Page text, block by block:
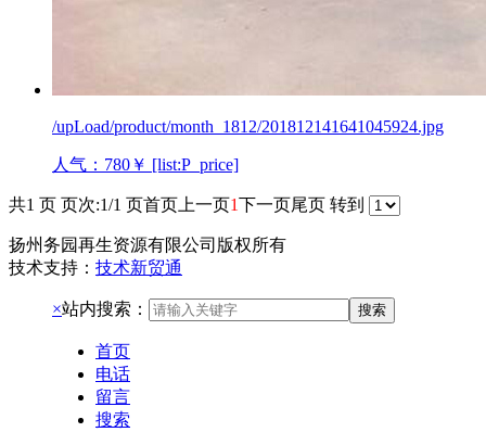
/upLoad/product/month_1812/201812141641045924.jpg
人气：780 ￥ [list:P_price]
共1 页 页次:1/1 页首页 上一页1下一页尾页 转到
扬州务园再生资源有限公司版权所有
技术支持： 技术新贸通
×站内搜索： 搜索
首页
电话
留言
搜索